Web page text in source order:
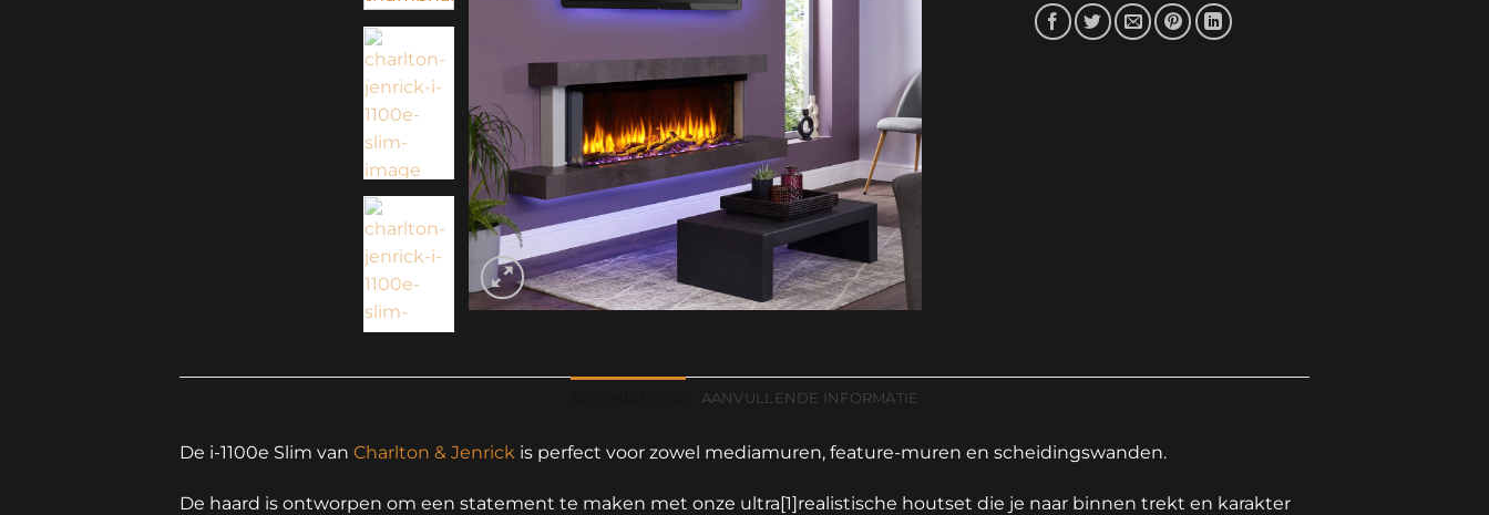
AANVULLENDE INFORMATIE
De i-1100e Slim van Charlton & Jenrick is perfect voor zowel mediamuren, feature-muren en scheidingswanden.
De haard is ontworpen om een statement te maken met onze ultra[1]realistische houtset die je naar binnen trekt en karakter